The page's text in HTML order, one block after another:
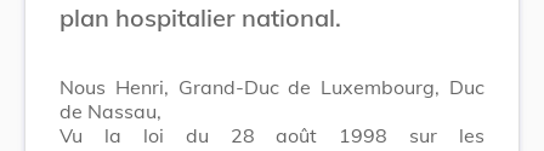
plan hospitalier national.
Nous Henri, Grand-Duc de Luxembourg, Duc
de Nassau,
Vu la loi du 28 août 1998 sur les